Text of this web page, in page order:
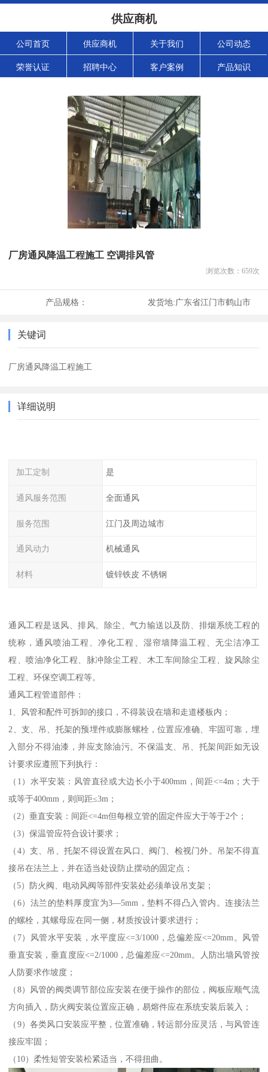
供应商机
公司首页 供应商机 关于我们 公司动态
荣誉认证 招聘中心 客户案例 产品知识
厂房通风降温工程施工 空调排风管
浏览次数： 659次
产品规格： 发货地:广东省江门市鹤山市
关键词
厂房通风降温工程施工
详细说明
加工定制 是
通风服务范围 全面通风
服务范围 江门及周边城市
通风动力 机械通风
材料 镀锌铁皮 不锈钢
通风工程是送风、排风、除尘、气力输送以及防、排烟系统工程的
统称，通风喷油工程、净化工程、湿帘墙降温工程、无尘洁净工
程、喷油净化工程、脉冲除尘工程、木工车间除尘工程、旋风除尘
工程、环保空调工程等。
通风工程管道部件：
1、风管和配件可拆卸的接口，不得装设在墙和走道楼板内；
2、支、吊、托架的预埋件或膨胀螺栓，位置应准确、牢固可靠，埋
入部分不得油漆，并应支除油污。不保温支、吊、托架间距如无设
计要求应遵照下列执行：
（1）水平安装：风管直径或大边长小于400mm，间距<=4m；大于
或等于400mm，则间距≤3m；
（2）垂直安装：间距<=4m但每根立管的固定件应大于等于2个；
（3）保温管应符合设计要求；
（4）支、吊、托架不得设置在风口、阀门、检视门外。吊架不得直
接吊在法兰上，并在适当处设防止摆动的固定点；
（5）防火阀、电动风阀等部件安装处必须单设吊支架；
（6）法兰的垫料厚度宜为3—5mm，垫料不得凸入管内。连接法兰
的螺栓，其螺母应在同一侧，材质按设计要求进行；
（7）风管水平安装，水平度应<=3/1000，总偏差应<=20mm。风管
垂直安装，垂直度应<=2/1000，总偏差应<=20mm。人防出墙风管按
人防要求作坡度；
（8）风管的阀类调节部位应安装在便于操作的部位，阀板应顺气流
方向插入，防火阀安装位置应正确，易熔件应在系统安装后装入；
（9）各类风口安装应平整，位置准确，转运部分应灵活，与风管连
接应牢固；
（10）柔性短管安装松紧适当，不得扭曲。